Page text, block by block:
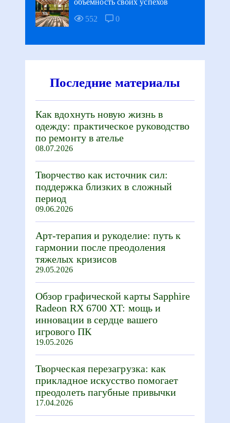
объёмность своих успехов
552
0
Последние материалы
Как вдохнуть новую жизнь в
одежду: практическое руководство
по ремонту в ателье
08.07.2026
Творчество как источник сил:
поддержка близких в сложный
период
09.06.2026
Арт-терапия и рукоделие: путь к
гармонии после преодоления
тяжелых кризисов
29.05.2026
Обзор графической карты Sapphire
Radeon RX 6700 XT: мощь и
инновации в сердце вашего
игрового ПК
19.05.2026
Творческая перезагрузка: как
прикладное искусство помогает
преодолеть пагубные привычки
17.04.2026